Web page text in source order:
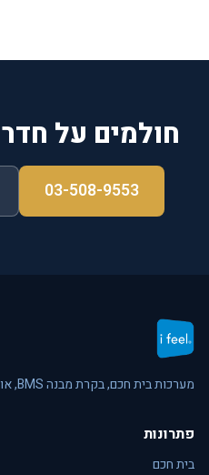
חולמים על
03-508-9553
מערכות בית חכם, בקרת מבנה BMS, אודיו וקולנוע ביתי בישראל.
פתרונות
בית חכם